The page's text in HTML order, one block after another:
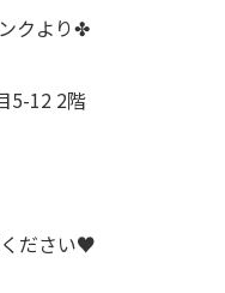
クより✤
5-12 2階
ださい♥